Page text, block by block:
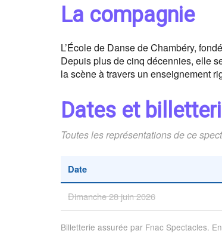
La compagnie
L’École de Danse de Chambéry,
Depuis plus de cinq décennies, elle
la scène à travers un enseignement
Dates et
Toutes les représentations de ce
Date
Dimanche 28 juin 2026
Billetterie assurée par Fnac Spectacles.